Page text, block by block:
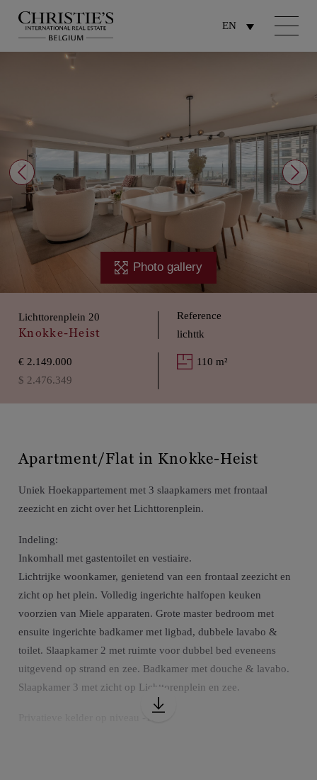
EN
Photo gallery
Lichttorenplein 20
Knokke-Heist
Reference
lichttk
€ 2.149.000
$ 2.476.349
110 m²
Apartment/Flat in Knokke-Heist
Uniek Hoekappartement met 3 slaapkamers met frontaal
zeezicht en zicht over het Lichttorenplein.
Indeling:
Inkomhall met gastentoilet en vestiaire.
Lichtrijke woonkamer, genietend van een frontaal zeezicht en
zicht op het plein. Volledig ingerichte halfopen keuken
voorzien van Miele apparaten. Grote master bedroom met
ensuite ingerichte badkamer met ligbad, dubbele lavabo &
toilet. Slaapkamer 2 met ruimte voor dubbel bed eveneens
uitgevend op strand en zee. Badkamer met douche & lavabo.
Slaapkamer 3 met zicht op Lichttorenplein en zee.